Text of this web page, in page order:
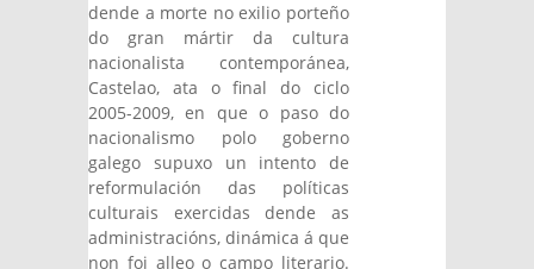
dende a morte no exilio porteño
do gran mártir da cultura
nacionalista contemporánea,
Castelao, ata o final do ciclo
2005-2009, en que o paso do
nacionalismo polo goberno
galego supuxo un intento de
reformulación das políticas
culturais exercidas dende as
administracións, dinámica á que
non foi alleo o campo literario.